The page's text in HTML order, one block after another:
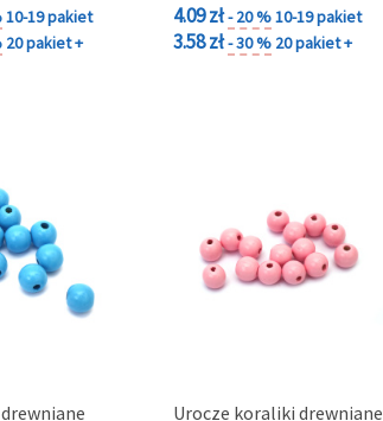
10-19 pakiet
20 pakiet +
4.09 zł- 20 %10-19 pakiet
3.58 zł- 30 % 20 pakiet +
Urocze koraliki drewniane